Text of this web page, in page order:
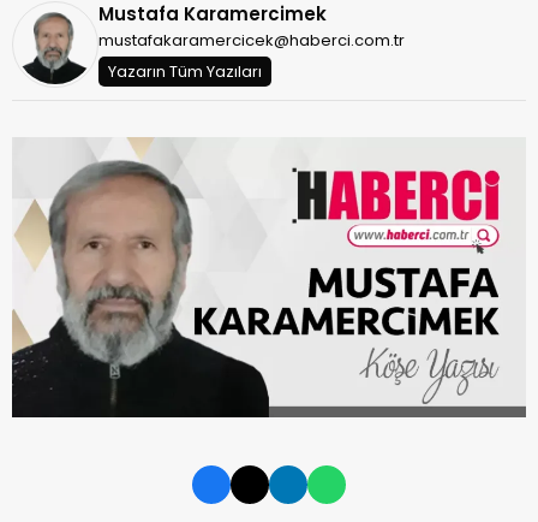
Mustafa Karamercimek
mustafakaramercicek@haberci.com.tr
Yazarın Tüm Yazıları